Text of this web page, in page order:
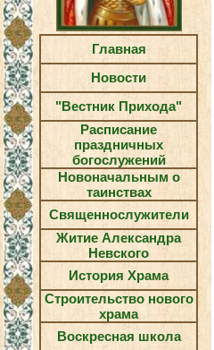
Главная
Новости
"Вестник Прихода"
Расписание
праздничных
богослужений
Новоначальным о
таинствах
Священнослужители
Житие Александра
Невского
История Храма
Строительство нового
храма
Воскресная школа